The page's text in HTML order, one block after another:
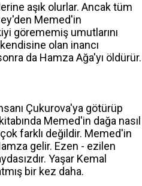
aşık olurlar. Ancak tüm
Memed'in
görememiş umutlarını
olan inancı
da Hamza Ağa'yı öldürür.
Çukurova'ya götürüp
Memed'in dağa nasıl
çok farklı değildir. Memed'in
gelir. Ezen - ezilen
Yaşar Kemal
bir kez daha.